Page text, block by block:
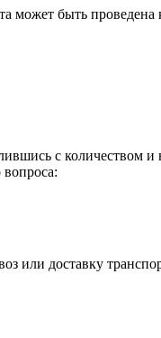
может быть
с количеством
или доставку